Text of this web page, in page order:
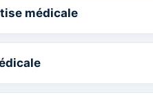
médicale